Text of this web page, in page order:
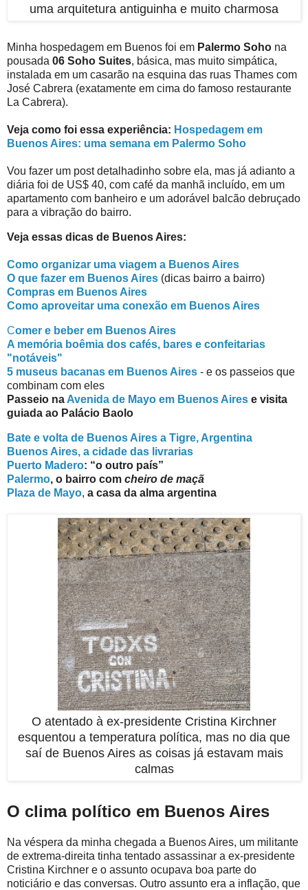
uma arquitetura antiguinha e muito charmosa
Minha hospedagem em Buenos foi em Palermo Soho na
pousada 06 Soho Suites, básica, mas muito simpática,
instalada em um casarão na esquina das ruas Thames com
José Cabrera (exatamente em cima do famoso restaurante
La Cabrera).
Veja como foi essa experiência: Hospedagem em
Buenos Aires: uma semana em Palermo Soho
Vou fazer um post detalhadinho sobre ela, mas já adianto a
diária foi de US$ 40, com café da manhã incluído, em um
apartamento com banheiro e um adorável balcão debruçado
para a vibração do bairro.
Veja essas dicas de Buenos Aires:
Como organizar uma viagem a Buenos Aires
O que fazer em Buenos Aires (dicas bairro a bairro)
Compras em Buenos Aires
Como aproveitar uma conexão em Buenos Aires
Comer e beber em Buenos Aires
A memória boêmia dos cafés, bares e confeitarias
"notáveis"
5 museus bacanas em Buenos Aires - e os passeios que
combinam com eles
Passeio na Avenida de Mayo em Buenos Aires e visita
guiada ao Palácio Baolo
Bate e volta de Buenos Aires a Tigre, Argentina
Buenos Aires, a cidade das livrarias
Puerto Madero: “o outro país”
Palermo, o bairro com cheiro de maçã
Plaza de Mayo, a casa da alma argentina
O atentado à ex-presidente Cristina Kirchner
esquentou a temperatura política, mas no dia que
saí de Buenos Aires as coisas já estavam mais
calmas
O clima político em Buenos Aires
Na véspera da minha chegada a Buenos Aires, um militante
de extrema-direita tinha tentado assassinar a ex-presidente
Cristina Kirchner e o assunto ocupava boa parte do
noticiário e das conversas. Outro assunto era a inflação, que